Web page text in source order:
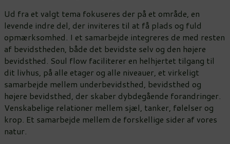
Ud fra et valgt tema fokuseres der på et område, en
levende indre del, der inviteres til at få plads og fuld
opmærksomhed. I et samarbejde integreres de med resten
af bevidstheden, både det bevidste selv og den højere
bevidsthed. Soul flow faciliterer en helhjertet tilgang til
dit livhus, på alle etager og alle niveauer, et virkeligt
samarbejde mellem underbevidsthed, bevidsthed og
højere bevidsthed, der skaber dybdegående forandringer.
Venskabelige relationer mellem sjæl, tanker, følelser og
krop. Et samarbejde mellem de forskellige sider af vores
natur.